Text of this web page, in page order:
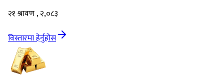
२१ श्रावण , २,०८३
विस्तारमा हेर्नुहोस